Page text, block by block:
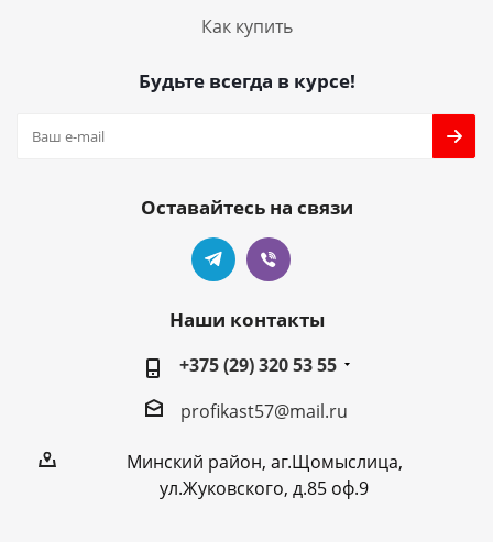
Как купить
Будьте всегда в курсе!
Оставайтесь на связи
Наши контакты
+375 (29) 320 53 55
profikast57@mail.ru
Минский район, аг.Щомыслица,
ул.Жуковского, д.85 оф.9